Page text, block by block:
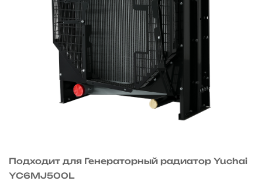
Подходит для Генераторный радиатор Yuchai
YC6MJ500L